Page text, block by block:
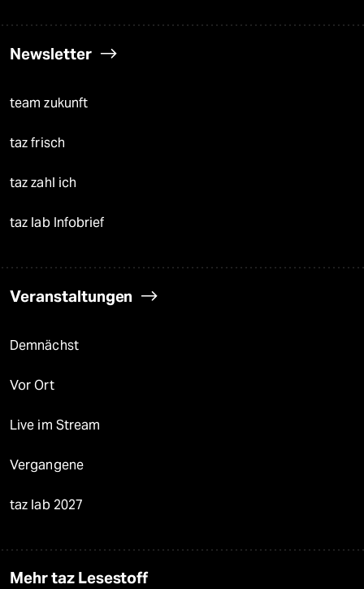
Newsletter
team zukunft
taz frisch
taz zahl ich
taz lab Infobrief
Veranstaltungen
Demnächst
Vor Ort
Live im Stream
Vergangene
taz lab 2027
Mehr taz Lesestoff